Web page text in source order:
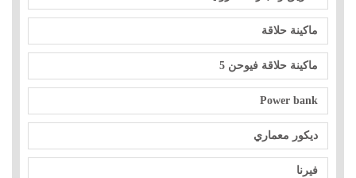
ماكينة حلاقة
ماكينة حلاقة فيوحن 5
Power bank
ديكور معماري
فيرنا